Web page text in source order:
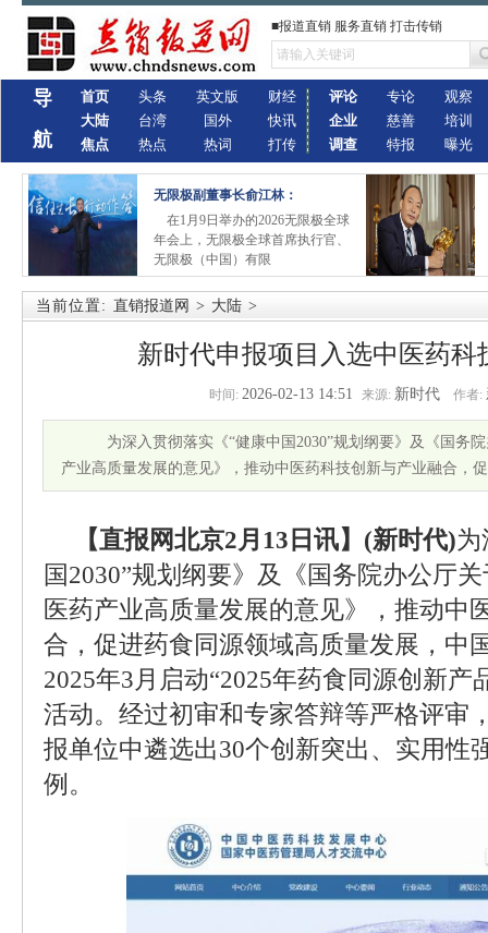
■报道直销 服务直销 打击传销
导
航
首页
大陆
焦点
头条
台湾
热点
英文版
国外
热词
财经
快讯
打传
评论
企业
调查
专论
慈善
特报
观察
培训
曝光
无限极副董事长俞江林：
在1月9日举办的2026无限极全球
年会上，无限极全球首席执行官、
无限极（中国）有限
当前位置: 直销报道网 > 大陆 >
新时代申报项目入选中医药科
时间: 2026-02-13 14:51 来源: 新时代 作者:
为深入贯彻落实《“健康中国2030”规划纲要》及《国务
产业高质量发展的意见》，推动中医药科技创新与产业融合，
【直报网北京2月13日讯】(新时代)
国2030”规划纲要》及《国务院办公厅
医药产业高质量发展的意见》，推动中
合，促进药食同源领域高质量发展，中
2025年3月启动“2025年药食同源创新产
活动。经过初审和专家答辩等严格评审
报单位中遴选出30个创新突出、实用性
例。